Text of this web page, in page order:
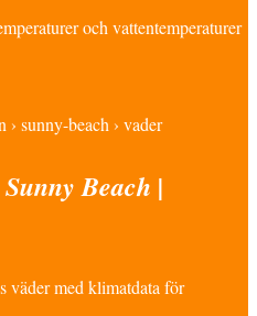
och vattentemperaturer
sunny-beach › vader
Beach |
väder med klimatdata för